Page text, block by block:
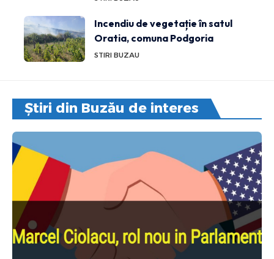
Incendiu de vegetație în satul
Oratia, comuna Podgoria
STIRI BUZAU
Știri din Buzău de interes